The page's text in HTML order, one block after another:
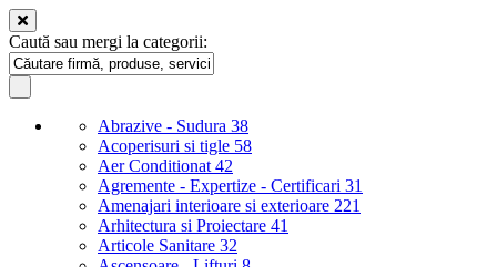
Caută sau mergi la categorii:
Abrazive - Sudura 38
Acoperisuri si tigle 58
Aer Conditionat 42
Agremente - Expertize - Certificari 31
Amenajari interioare si exterioare 221
Arhitectura si Proiectare 41
Articole Sanitare 32